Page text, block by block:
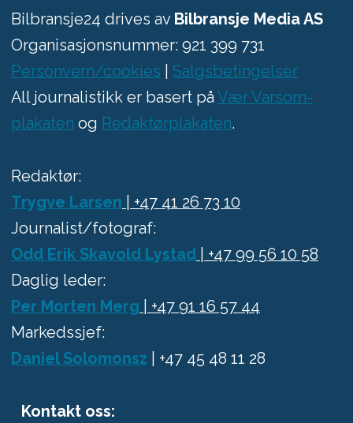
Bilbransje24 drives av Bilbransje Media AS
Organisasjonsnummer: 921 399 731
Personvern/cookies
Salgsbetingelser
All journalistikk er basert på Vær Varsom-
plakaten og Redaktørplakaten.
Redaktør:
Trygve Larsen | +47 41 26 73 10
Journalist/fotograf:
Odd Erik Skavold Lystad| +47 99 56 10 58
Daglig leder:
Per Morten Merg | +47 91 16 57 44
Markedssjef:
Daniel Solomonsz | +47 45 48 11 28
Kontakt oss: